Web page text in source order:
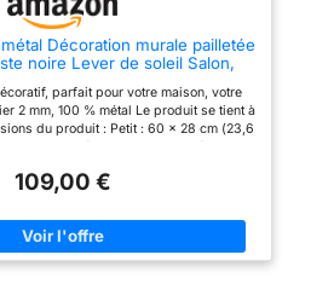
Décoration murale pailletée
noire Lever de soleil Salon,
cadeau pendaison
extérieur Taille L
parfait pour votre maison, votre
2 mm, 100 % métal Le produit se tient à
du produit : Petit : 60 x 28 cm (23,6
74 x 34,5 cm (29,1 x 13,5 pouces) Grand :
Très très grand - 180 x 84 cm La taille
109,00 €